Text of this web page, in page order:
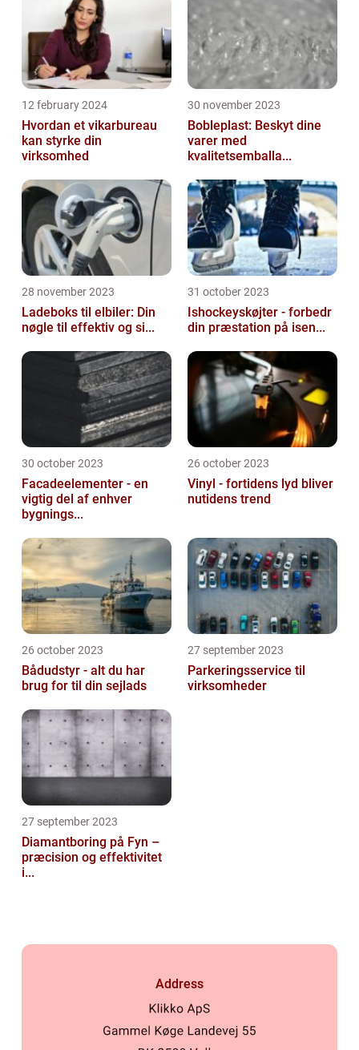
12 february 2024
Hvordan et vikarbureau
kan styrke din
virksomhed
30 november 2023
Bobleplast: Beskyt dine
varer med
kvalitetsemballa...
28 november 2023
Ladeboks til elbiler: Din
nøgle til effektiv og si...
31 october 2023
Ishockeyskøjter - forbedr
din præstation på isen...
30 october 2023
Facadeelementer - en
vigtig del af enhver
bygnings...
26 october 2023
Vinyl - fortidens lyd bliver
nutidens trend
26 october 2023
Bådudstyr - alt du har
brug for til din sejlads
27 september 2023
Parkeringsservice til
virksomheder
27 september 2023
Diamantboring på Fyn –
præcision og effektivitet
i...
Address